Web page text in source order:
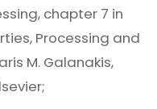
chapter 7 in
Processing and
M. Galanakis,